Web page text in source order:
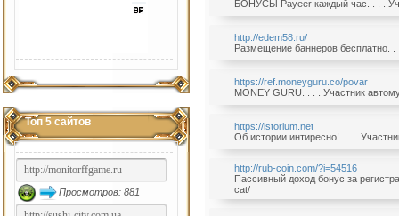
Топ 5 сайтов
Просмотров: 881
БОНУСЫ Payeer каждый час. . . .
http://edem58.ru/
Размещение баннеров бесплатно. .
https://ref.moneyguru.co/povar
MONEY GURU. . . . Участник
https://istorium.net
Об истории интиресно!. . . .
http://rub-coin.com/?i=54516
Пассивный доход бонус за
cat/